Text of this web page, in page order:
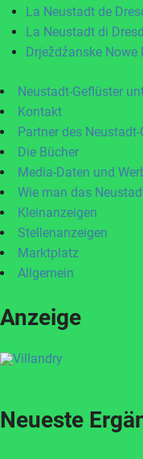
La Neustadt de
La Neustadt di
Drježdźanske Nowe
Neustadt-Geflüster
Kontakt
Partner des
Die Bücher
Media-Daten und
Wie man das
Kleinanzeigen
Stellenanzeigen
Marktplatz
Allgemein
Anzeige
Neueste